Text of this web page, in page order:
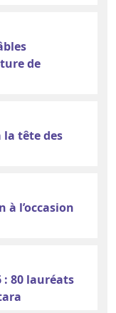
de
la tête des
à l’occasion
: 80 lauréats